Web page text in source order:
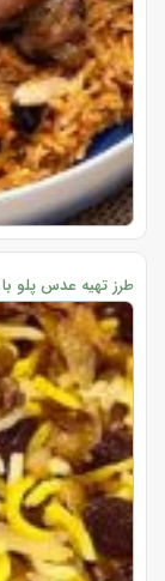
طرز تهیه عدس پلو